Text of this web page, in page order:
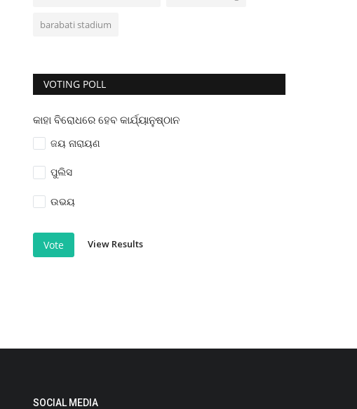
barabati stadium
VOTING POLL
କାହା ବିରୋଧରେ ହେବ କାର୍ଯ୍ୟାନୁଷ୍ଠାନ
ଜୟ ନାରାୟଣ
ପୁଲିସ
ଉଭୟ
Vote View Results
SOCIAL MEDIA